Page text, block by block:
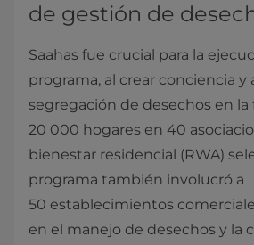
de gestión de
Saahas fue crucial para la
programa, al crear conciencia y
segregación de desechos en
20 000 hogares en 40
bienestar residencial (RWA)
programa también involucró a
50 establecimientos
en el manejo de desechos y la